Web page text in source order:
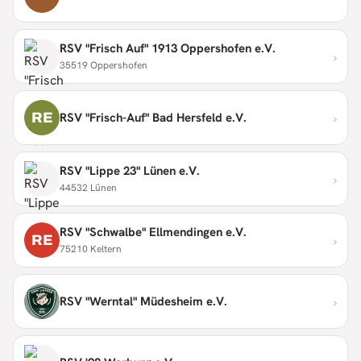
RSV "Frisch Auf" 1913 Oppershofen e.V.
35519 Oppershofen ›
RE RSV "Frisch-Auf" Bad Hersfeld e.V. ›
RSV "Lippe 23" Lünen e.V.
44532 Lünen ›
RE RSV "Schwalbe" Ellmendingen e.V.
75210 Keltern ›
RSV "Werntal" Müdesheim e.V. ›